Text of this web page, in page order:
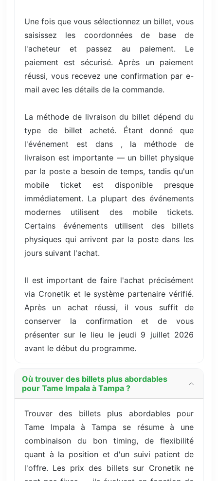
Une fois que vous sélectionnez un billet, vous
saisissez les coordonnées de base de
l'acheteur et passez au paiement. Le
paiement est sécurisé. Après un paiement
réussi, vous recevez une confirmation par e-
mail avec les détails de la commande.
La méthode de livraison du billet dépend du
type de billet acheté. Étant donné que
l'événement est dans , la méthode de
livraison est importante — un billet physique
par la poste a besoin de temps, tandis qu'un
mobile ticket est disponible presque
immédiatement. La plupart des événements
modernes utilisent des mobile tickets.
Certains événements utilisent des billets
physiques qui arrivent par la poste dans les
jours suivant l'achat.
Il est important de faire l'achat précisément
via Cronetik et le système partenaire vérifié.
Après un achat réussi, il vous suffit de
conserver la confirmation et de vous
présenter sur le lieu le jeudi 9 juillet 2026
avant le début du programme.
Où trouver des billets plus abordables
pour Tame Impala à Tampa ?
Trouver des billets plus abordables pour
Tame Impala à Tampa se résume à une
combinaison du bon timing, de flexibilité
quant à la position et d'un suivi patient de
l'offre. Les prix des billets sur Cronetik ne